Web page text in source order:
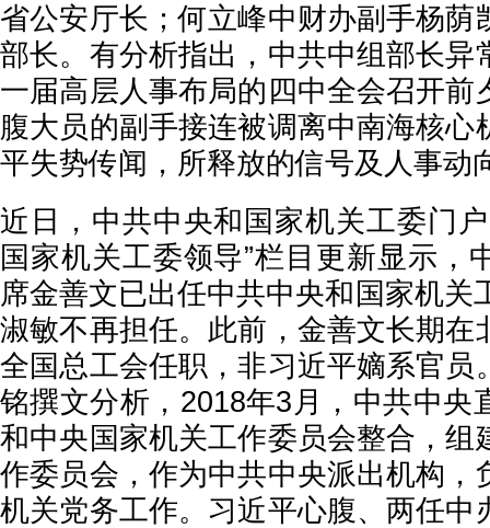
省公安厅长；何立峰中财办副手杨荫
部长。有分析指出，中共中组部长异
一届高层人事布局的四中全会召开前
腹大员的副手接连被调离中南海核心
平失势传闻，所释放的信号及人事动
近日，中共中央和国家机关工委门
国家机关工委领导”栏目更新显示，
席金善文已出任中共中央和国家机关
淑敏不再担任。此前，金善文长期在
全国总工会任职，非习近平嫡系官员
铭撰文分析，2018年3月，中共中央
和中央国家机关工作委员会整合，组
作委员会，作为中共中央派出机构，
机关党务工作。习近平心腹、两任中